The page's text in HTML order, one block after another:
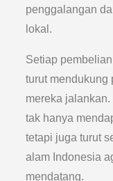
penggalangan
lokal.
Setiap
turut mendukung
mereka
tak hanya
tetapi juga turut
alam Indonesia
mendatang.